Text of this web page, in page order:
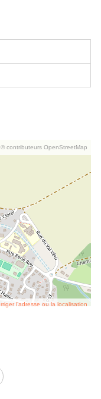
© contributeurs OpenStreetMap
l’adresse ou la localisation